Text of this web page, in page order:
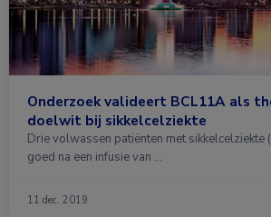
Onderzoek valideert BCL11A als
doelwit bij sikkelcelziekte
Drie volwassen patiënten met sikkelcelziekte
goed na een infusie van …
11 dec. 2019